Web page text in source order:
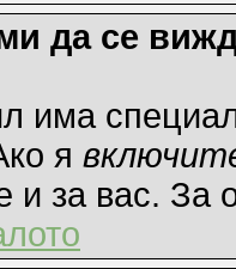
да се
има
я
и за вас. За